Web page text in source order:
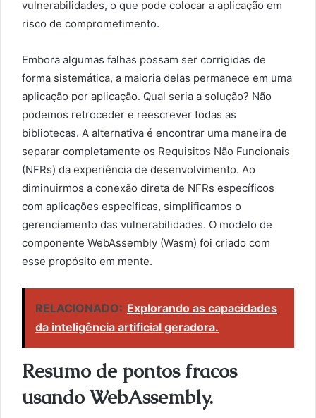
vulnerabilidades, o que pode colocar a aplicação em
risco de comprometimento.
Embora algumas falhas possam ser corrigidas de
forma sistemática, a maioria delas permanece em uma
aplicação por aplicação. Qual seria a solução? Não
podemos retroceder e reescrever todas as
bibliotecas. A alternativa é encontrar uma maneira de
separar completamente os Requisitos Não Funcionais
(NFRs) da experiência de desenvolvimento. Ao
diminuirmos a conexão direta de NFRs específicos
com aplicações específicas, simplificamos o
gerenciamento das vulnerabilidades. O modelo de
componente WebAssembly (Wasm) foi criado com
esse propósito em mente.
RELACIONADO: Explorando as capacidades
da inteligência artificial geradora.
Resumo de pontos fracos
usando WebAssembly.